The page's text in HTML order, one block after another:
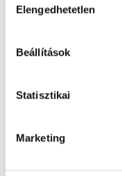
kiválasztása
Elengedhetetlen
Beállítások
Statisztikai
Marketing